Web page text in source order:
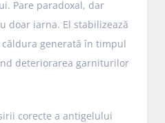
Pare paradoxal, dar
doar iarna. El stabilizează
generată în timpul
deteriorarea garniturilor
corecte a antigelului